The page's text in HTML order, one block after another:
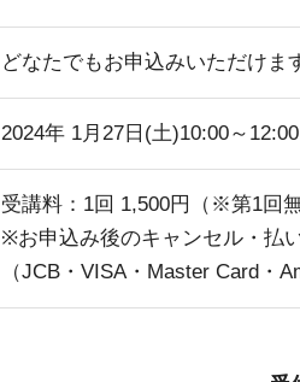
どなたでもお申込みいただけま
2024年 1月27日(土)10:00～
受講料：1回 1,500円（※第1回無
※お申込み後のキャンセル・払
（JCB・VISA・Master Card・